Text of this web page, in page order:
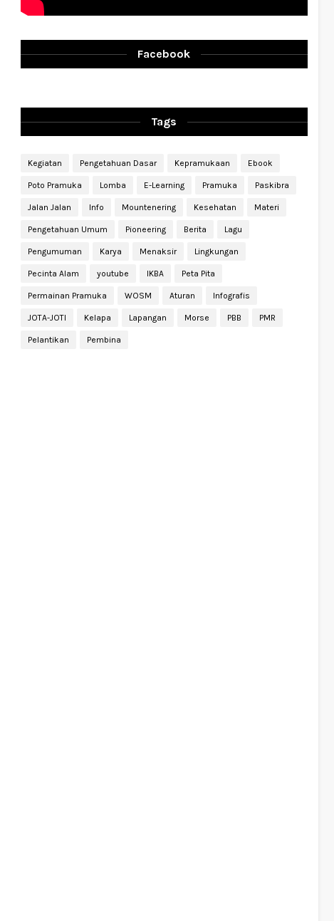
Facebook
Tags
Kegiatan Pengetahuan Dasar Kepramukaan Ebook
Poto Pramuka Lomba E-Learning Pramuka Paskibra
Jalan Jalan Info Mountenering Kesehatan Materi
Pengetahuan Umum Pioneering Berita Lagu
Pengumuman Karya Menaksir Lingkungan
Pecinta Alam youtube IKBA Peta Pita
Permainan Pramuka WOSM Aturan Infografis
JOTA-JOTI Kelapa Lapangan Morse PBB PMR
Pelantikan Pembina